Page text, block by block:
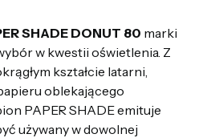
SHADE DONUT 80 marki
w kwestii oświetlenia. Z
kształcie latarni,
oblekającego
PAPER SHADE emituje
używany w dowolnej